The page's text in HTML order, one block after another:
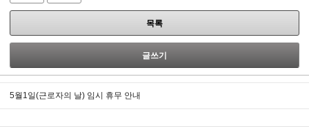
목록
글쓰기
5월1일(근로자의 날) 임시 휴무 안내